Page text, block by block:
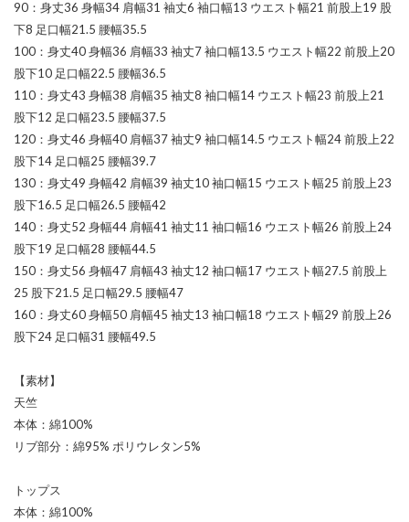
90：身丈36 身幅34 肩幅31 袖丈6 袖口幅13 ウエスト幅21 前股上19 股
下8 足口幅21.5 腰幅35.5
100：身丈40 身幅36 肩幅33 袖丈7 袖口幅13.5 ウエスト幅22 前股上20
股下10 足口幅22.5 腰幅36.5
110：身丈43 身幅38 肩幅35 袖丈8 袖口幅14 ウエスト幅23 前股上21
股下12 足口幅23.5 腰幅37.5
120：身丈46 身幅40 肩幅37 袖丈9 袖口幅14.5 ウエスト幅24 前股上22
股下14 足口幅25 腰幅39.7
130：身丈49 身幅42 肩幅39 袖丈10 袖口幅15 ウエスト幅25 前股上23
股下16.5 足口幅26.5 腰幅42
140：身丈52 身幅44 肩幅41 袖丈11 袖口幅16 ウエスト幅26 前股上24
股下19 足口幅28 腰幅44.5
150：身丈56 身幅47 肩幅43 袖丈12 袖口幅17 ウエスト幅27.5 前股上
25 股下21.5 足口幅29.5 腰幅47
160：身丈60 身幅50 肩幅45 袖丈13 袖口幅18 ウエスト幅29 前股上26
股下24 足口幅31 腰幅49.5
【素材】
天竺
本体：綿100%
リブ部分：綿95% ポリウレタン5%
トップス
本体：綿100%